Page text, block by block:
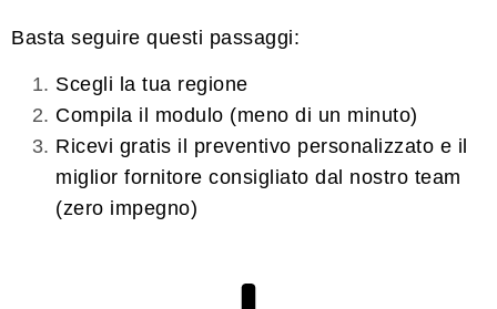
Basta seguire questi passaggi:
Scegli la tua regione
Compila il modulo (meno di un minuto)
Ricevi gratis il preventivo personalizzato e il
miglior fornitore consigliato dal nostro team
(zero impegno)